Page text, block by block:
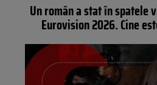
Un român a stat în spatele
Eurovision 2026. Cine